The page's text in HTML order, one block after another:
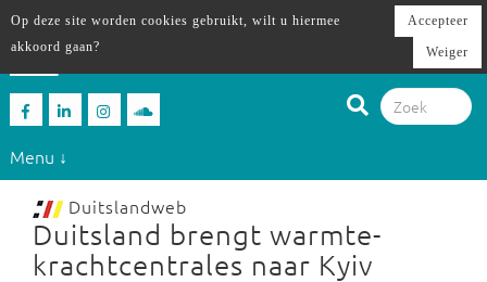
Menu ↓
Duitslandweb
Duitsland brengt warmte-
krachtcentrales naar Kyiv
Op deze site worden cookies gebruikt, wilt u hiermee
akkoord gaan?
Accepteer
Weiger